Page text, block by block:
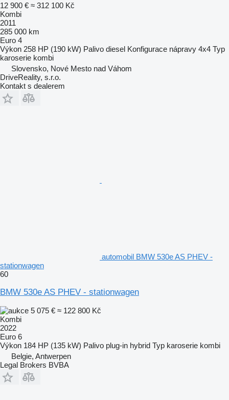
12 900 € ≈ 312 100 Kč
Kombi
2011
285 000 km
Euro 4
Výkon 258 HP (190 kW) Palivo diesel Konfigurace nápravy 4x4 Typ
karoserie kombi
Slovensko, Nové Mesto nad Váhom
DriveReality, s.r.o.
Kontakt s dealerem
automobil BMW 530e AS PHEV -
stationwagen
60
BMW 530e AS PHEV - stationwagen
5 075 € ≈ 122 800 Kč
Kombi
2022
Euro 6
Výkon 184 HP (135 kW) Palivo plug-in hybrid Typ karoserie kombi
Belgie, Antwerpen
Legal Brokers BVBA